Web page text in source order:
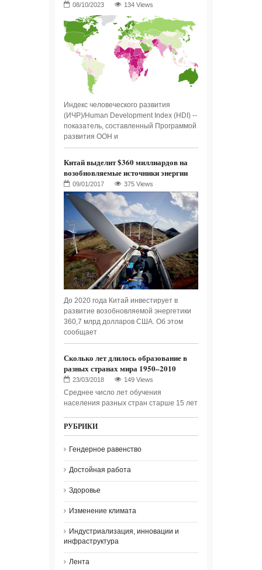
134 Views
Индекс человеческого развития
(ИЧР)/Human Development Index (HDI) --
показатель, составленный Программой
развития ООН и
Китай выделит $360 миллиардов на
возобновляемые источники энергии
375 Views
До 2020 года Китай инвестирует в
развитие возобновляемой энергетики
360,7 млрд долларов США. Об этом
сообщает
Сколько лет длилось образование в
разных странах мира 1950–2010
149 Views
Среднее число лет обучения
населения разных стран старше 15 лет
РУБРИКИ
Гендерное равенство
Достойная работа
Здоровье
Изменение климата
Индустриализация, инновации и
инфраструктура
Лента